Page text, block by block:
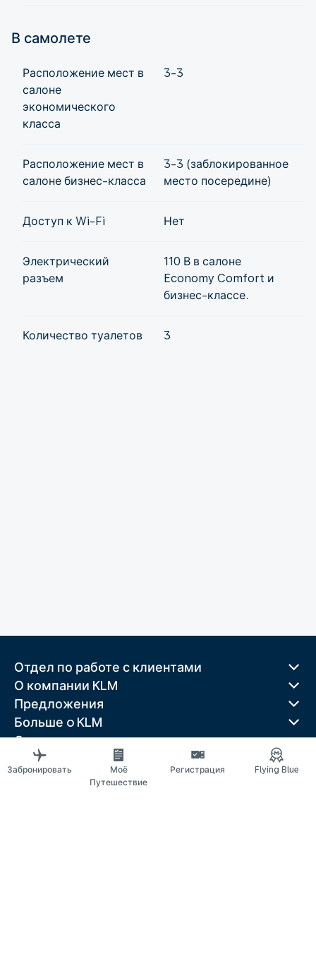
В самолете
Расположение мест в
салоне
экономического
класса
3-3
Расположение мест в
салоне бизнес-класса
3-3 (заблокированное
место посередине)
Доступ к Wi-Fi Нет
Электрический
разъем
110 В в салоне
Economy Comfort и
бизнес-классе.
Количество туалетов 3
Отдел по работе с клиентами
О компании KLM
Предложения
Больше o KLM
Скачать приложение
Связанные веб-сайты
Путеводители
Забронировать
Моё
Путешествие
Регистрация Flying Blue